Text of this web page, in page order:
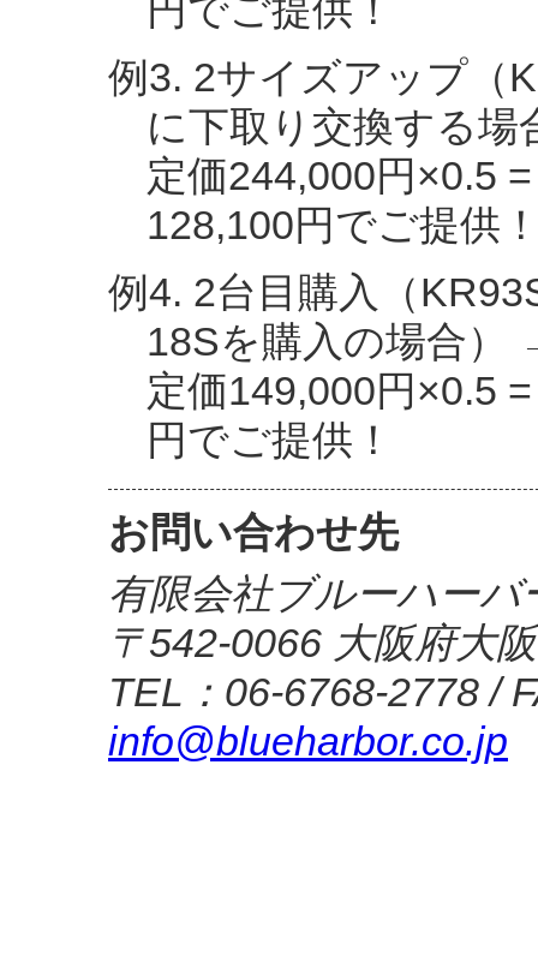
円でご提供！
例3. 2サイズアップ（
に下取り交換する
定価244,000円×0.5
128,100円でご提供
例4. 2台目購入（
18Sを購入の場合）
定価149,000円×0.5
円でご提供！
お問い合わせ先
有限会社ブルーハーバ
〒542-0066 大阪府大
TEL：06-6768-2778 /
info@blueharbor.co.jp